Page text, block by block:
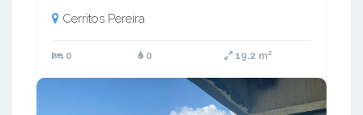
Cerritos Pereira
0 0 19.2 m²